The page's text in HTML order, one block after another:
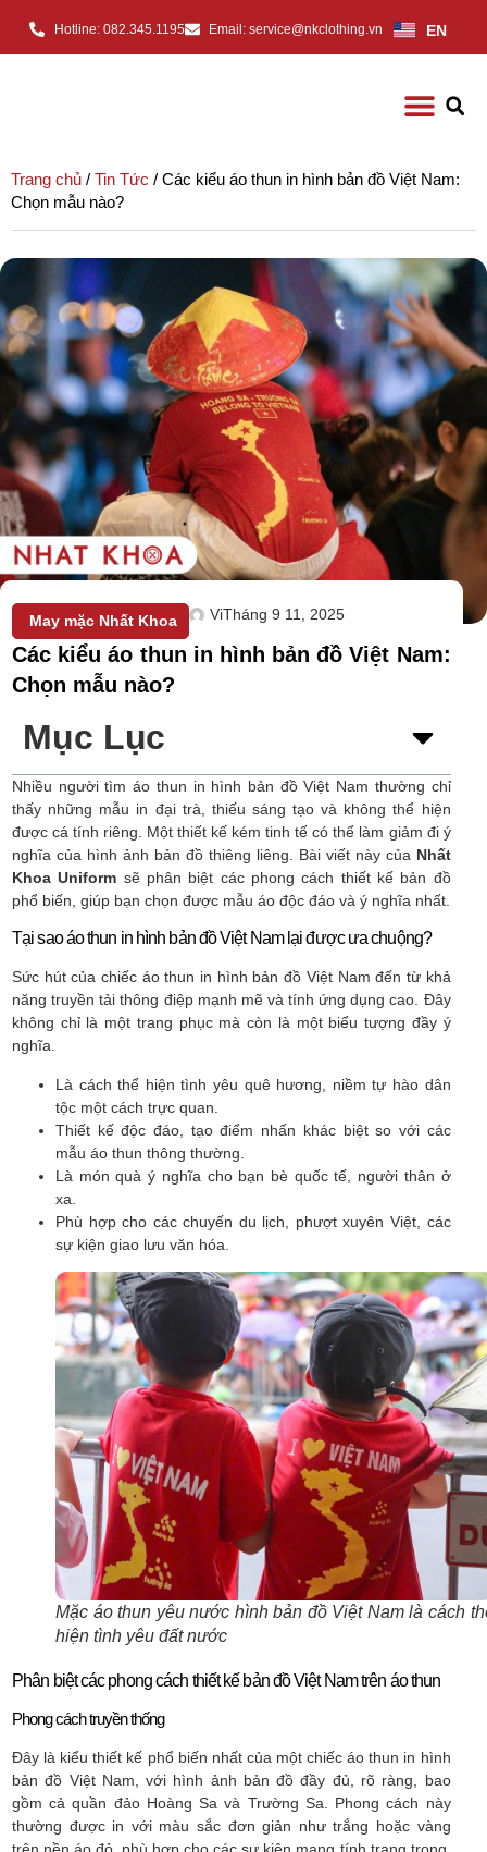
Hotline: 082.345.1195 Email: service@nkclothing.vn EN
Trang chủ / Tin Tức / Các kiểu áo thun in hình bản đồ Việt Nam:
Chọn mẫu nào?
May mặc Nhất Khoa ViTháng 9 11, 2025
Các kiểu áo thun in hình bản đồ Việt Nam:
Chọn mẫu nào?
Mục Lục
Nhiều người tìm áo thun in hình bản đồ Việt Nam thường chỉ
thấy những mẫu in đại trà, thiếu sáng tạo và không thể hiện
được cá tính riêng. Một thiết kế kém tinh tế có thể làm giảm đi ý
nghĩa của hình ảnh bản đồ thiêng liêng. Bài viết này của Nhất
Khoa Uniform sẽ phân biệt các phong cách thiết kế bản đồ
phổ biến, giúp bạn chọn được mẫu áo độc đáo và ý nghĩa nhất.
Tại sao áo thun in hình bản đồ Việt Nam lại được ưa chuộng?
Sức hút của chiếc áo thun in hình bản đồ Việt Nam đến từ khả
năng truyền tải thông điệp mạnh mẽ và tính ứng dụng cao. Đây
không chỉ là một trang phục mà còn là một biểu tượng đầy ý
nghĩa.
Là cách thể hiện tình yêu quê hương, niềm tự hào dân
tộc một cách trực quan.
Thiết kế độc đáo, tạo điểm nhấn khác biệt so với các
mẫu áo thun thông thường.
Là món quà ý nghĩa cho bạn bè quốc tế, người thân ở
xa.
Phù hợp cho các chuyến du lịch, phượt xuyên Việt, các
sự kiện giao lưu văn hóa.
Mặc áo thun yêu nước hình bản đồ Việt Nam là cách
hiện tình yêu đất nước
Phân biệt các phong cách thiết kế bản đồ Việt Nam trên áo thun
Phong cách truyền thống
Đây là kiểu thiết kế phổ biến nhất của một chiếc áo thun in hình
bản đồ Việt Nam, với hình ảnh bản đồ đầy đủ, rõ ràng, bao
gồm cả quần đảo Hoàng Sa và Trường Sa. Phong cách này
thường được in với màu sắc đơn giản như trắng hoặc vàng